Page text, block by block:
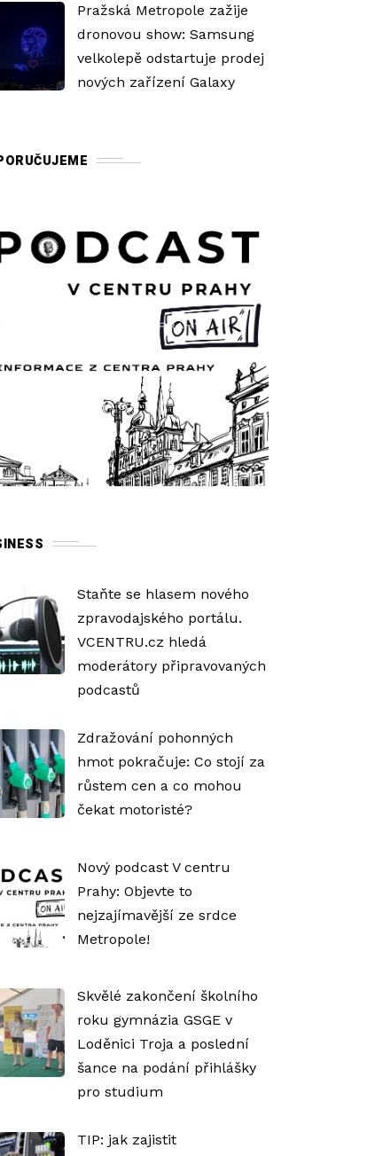
Pražská Metropole zažije
dronovou show: Samsung
velkolepě odstartuje prodej
nových zařízení Galaxy
Staňte se hlasem nového
zpravodajského portálu.
VCENTRU.cz hledá
moderátory připravovaných
podcastů
Zdražování pohonných
hmot pokračuje: Co stojí za
růstem cen a co mohou
čekat motoristé?
Nový podcast V centru
Prahy: Objevte to
nejzajímavější ze srdce
Metropole!
Skvělé zakončení školního
roku gymnázia GSGE v
Loděnici Troja a poslední
šance na podání přihlášky
pro studium
TIP: jak zajistit